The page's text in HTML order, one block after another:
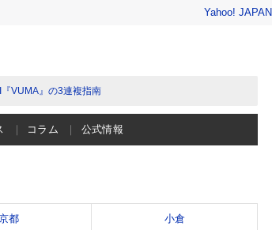
Yahoo! JAPAN
『VUMA』の3連複指南
コラム 公式情報
都 小倉